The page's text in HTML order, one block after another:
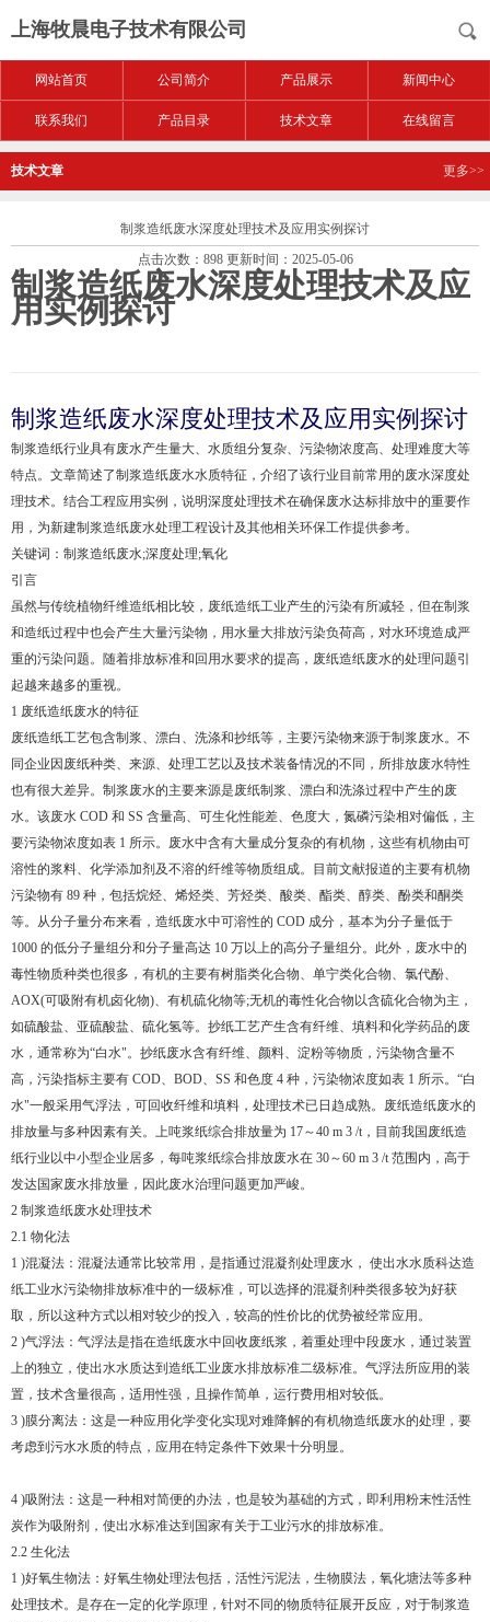
上海牧晨电子技术有限公司
网站首页 公司简介 产品展示 新闻中心
联系我们 产品目录 技术文章 在线留言
技术文章 更多>>
制浆造纸废水深度处理技术及应用实例探讨
点击次数：898 更新时间：2025-05-06
制浆造纸废水深度处理技术及应
用实例探讨
制浆造纸废水深度处理技术及应用实例探讨
制浆造纸行业具有废水产生量大、水质组分复杂、污染物浓度高、处理难度大等
特点。文章简述了制浆造纸废水水质特征，介绍了该行业目前常用的废水深度处
理技术。结合工程应用实例，说明深度处理技术在确保废水达标排放中的重要作
用，为新建制浆造纸废水处理工程设计及其他相关环保工作提供参考。
关键词：制浆造纸废水;深度处理;氧化
引言
虽然与传统植物纤维造纸相比较，废纸造纸工业产生的污染有所减轻，但在制浆
和造纸过程中也会产生大量污染物，用水量大排放污染负荷高，对水环境造成严
重的污染问题。随着排放标准和回用水要求的提高，废纸造纸废水的处理问题引
起越来越多的重视。
1 废纸造纸废水的特征
废纸造纸工艺包含制浆、漂白、洗涤和抄纸等，主要污染物来源于制浆废水。不
同企业因废纸种类、来源、处理工艺以及技术装备情况的不同，所排放废水特性
也有很大差异。制浆废水的主要来源是废纸制浆、漂白和洗涤过程中产生的废
水。该废水 COD 和 SS 含量高、可生化性能差、色度大，氮磷污染相对偏低，主
要污染物浓度如表 1 所示。废水中含有大量成分复杂的有机物，这些有机物由可
溶性的浆料、化学添加剂及不溶的纤维等物质组成。目前文献报道的主要有机物
污染物有 89 种，包括烷烃、烯烃类、芳烃类、酸类、酯类、醇类、酚类和酮类
等。从分子量分布来看，造纸废水中可溶性的 COD 成分，基本为分子量低于
1000 的低分子量组分和分子量高达 10 万以上的高分子量组分。此外，废水中的
毒性物质种类也很多，有机的主要有树脂类化合物、单宁类化合物、氯代酚、
AOX(可吸附有机卤化物)、有机硫化物等;无机的毒性化合物以含硫化合物为主，
如硫酸盐、亚硫酸盐、硫化氢等。抄纸工艺产生含有纤维、填料和化学药品的废
水，通常称为“白水"。抄纸废水含有纤维、颜料、淀粉等物质，污染物含量不
高，污染指标主要有 COD、BOD、SS 和色度 4 种，污染物浓度如表 1 所示。“白
水"一般采用气浮法，可回收纤维和填料，处理技术已日趋成熟。废纸造纸废水的
排放量与多种因素有关。上吨浆纸综合排放量为 17～40 m 3 /t，目前我国废纸造
纸行业以中小型企业居多，每吨浆纸综合排放废水在 30～60 m 3 /t 范围内，高于
发达国家废水排放量，因此废水治理问题更加严峻。
2 制浆造纸废水处理技术
2.1 物化法
1 )混凝法：混凝法通常比较常用，是指通过混凝剂处理废水， 使出水水质科达造
纸工业水污染物排放标准中的一级标准，可以选择的混凝剂种类很多较为好获
取，所以这种方式以相对较少的投入，较高的性价比的优势被经常应用。
2 )气浮法：气浮法是指在造纸废水中回收废纸浆，着重处理中段废水，通过装置
上的独立，使出水水质达到造纸工业废水排放标准二级标准。气浮法所应用的装
置，技术含量很高，适用性强，且操作简单，运行费用相对较低。
3 )膜分离法：这是一种应用化学变化实现对难降解的有机物造纸废水的处理，要
考虑到污水水质的特点，应用在特定条件下效果十分明显。
4 )吸附法：这是一种相对简便的办法，也是较为基础的方式，即利用粉末性活性
炭作为吸附剂，使出水标准达到国家有关于工业污水的排放标准。
2.2 生化法
1 )好氧生物法：好氧生物处理法包括，活性污泥法，生物膜法，氧化塘法等多种
处理技术。是存在一定的化学原理，针对不同的物质特征展开反应，对于制浆造